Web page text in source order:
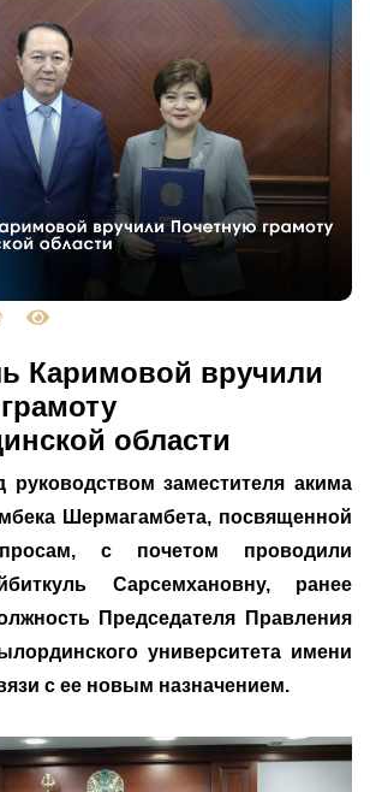
Каримовой вручили
области
руководством заместителя акима
Шермагамбета, посвященной
с почетом проводили
Сарсемхановну, ранее
Председателя Правления
университета имени
с ее новым назначением.